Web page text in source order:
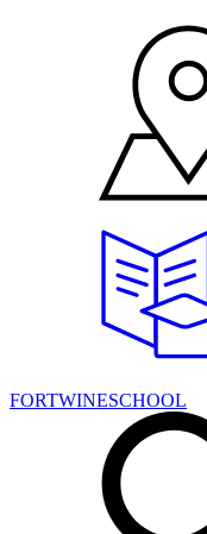
FORTWINESCHOOL